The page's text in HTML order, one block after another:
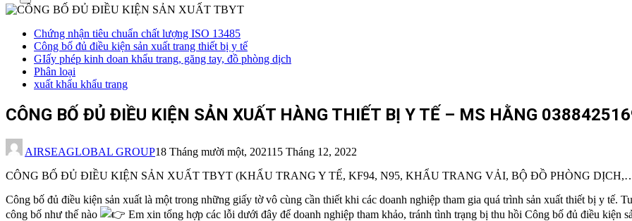
Chứng nhận tiêu chuẩn chất lượng ISO 13485
Công bố đủ điều kiện sản xuất trang thiết bị y tế
GIấy phép kinh doan khẩu trang, găng tay, đồ phòng dịch
Phân loại
xuất khẩu khẩu trang
CÔNG BỐ ĐỦ ĐIỀU KIỆN SẢN XUẤT HÀNG THIẾT BỊ Y TẾ – MS HẰNG
AIRSEAGLOBAL GROUP18 Tháng mười một, 202115 Tháng 12, 2022
CÔNG BỐ ĐỦ ĐIỀU KIỆN SẢN XUẤT TBYT (KHẨU TRANG Y TẾ, KF94, N95, KHẨU TRANG VẢI, BỘ ĐỒ PHÒNG
Công bố đủ điều kiện sản xuất là một trong những giấy tờ vô cùng cần thiết khi các doanh nghiệp tham gia quá trình sản xuất thiết bị y tế.
công bố như thế nào
Em xin tổng hợp các lỗi dưới đây để doanh nghiệp tham khảo, tránh tình trạng bị thu hồi Công bố đủ điều kiện